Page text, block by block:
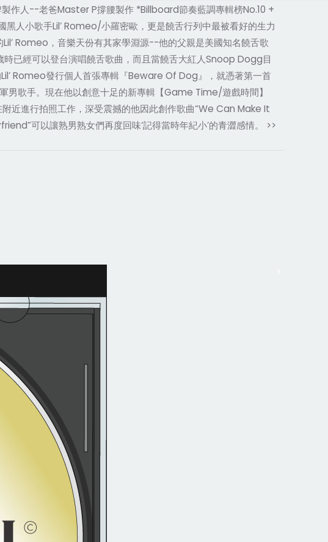
作人--老爸Master P撐腰製作 *Billboard節奏藍調專輯榜No.10 +
人小歌手Lil’ Romeo/小羅密歐，更是饒舌行列中最被看好的生力
Romeo，音樂天份有其家學淵源--他的父親是美國知名饒舌歌
已經可以登台演唱饒舌歌曲，而且當饒舌大紅人Snoop Dogg目
Lil’ Romeo發行個人首張專輯『Beware Of Dog』，就憑著第一首
歌手。現在他以創意十足的新專輯【Game Time/遊戲時間】
近進行拍照工作，深受震撼的他因此創作歌曲“We Can Make It
可以讓熟男熟女們再度回味‘記得當時年紀小’的青澀感情。 >>